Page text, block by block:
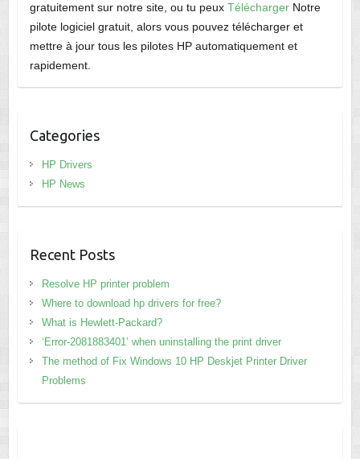
gratuitement sur notre site, ou tu peux TéléchargerNotre
pilote logiciel gratuit, alors vous pouvez télécharger et
mettre à jour tous les pilotes HP automatiquement et
rapidement.
Categories
HP Drivers
HP News
Recent Posts
Resolve HP printer problem
Where to download hp drivers for free?
What is Hewlett-Packard?
‘Error-2081883401’ when uninstalling the print driver
The method of Fix Windows 10 HP Deskjet Printer Driver
Problems